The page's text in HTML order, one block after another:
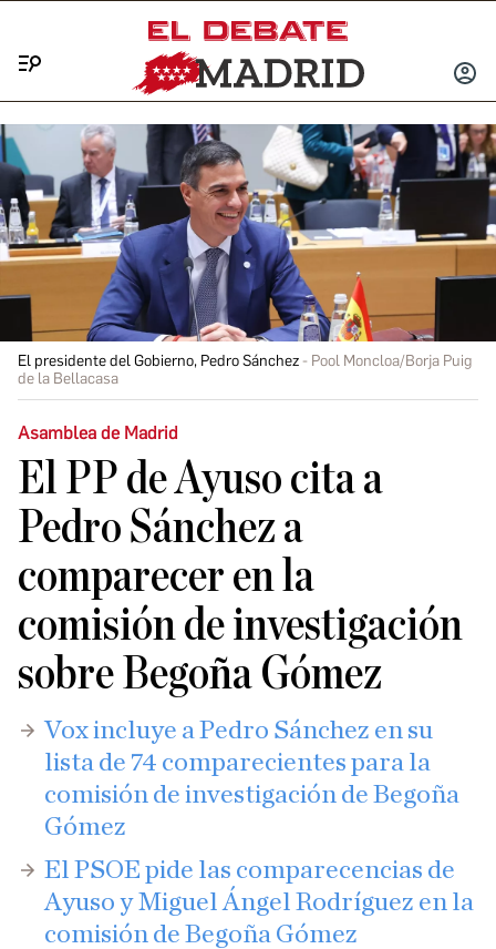
INICIAR
El presidente del Gobierno, Pedro Sánchez
Pool Moncloa/Borja Puig
de la Bellacasa
Asamblea de Madrid
El PP de Ayuso cita a
Pedro Sánchez a
comparecer en la
comisión de investigación
sobre Begoña Gómez
Vox incluye a Pedro Sánchez en su
lista de 74 comparecientes para la
comisión de investigación de Begoña
Gómez
El PSOE pide las comparecencias de
Ayuso y Miguel Ángel Rodríguez en la
comisión de Begoña Gómez